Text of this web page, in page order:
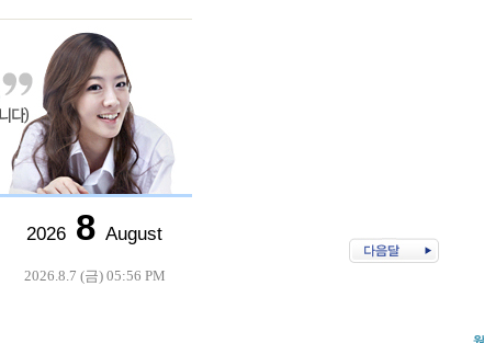
2026 8 August
2026.8.7 (금) 05:56 PM